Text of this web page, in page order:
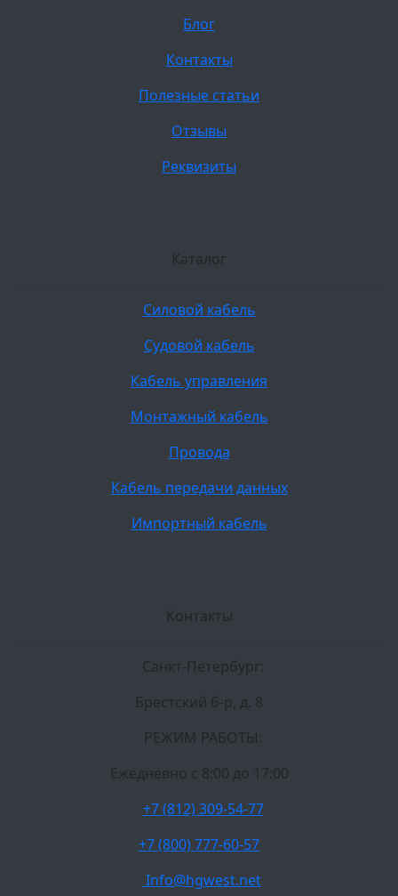
Блог
Контакты
Полезные статьи
Отзывы
Реквизиты
Каталог
Силовой кабель
Судовой кабель
Кабель управления
Монтажный кабель
Провода
Кабель передачи данных
Импортный кабель
Контакты
Санкт-Петербург:
Брестский б-р, д. 8
РЕЖИМ РАБОТЫ:
Ежедневно c 8:00 до 17:00
+7 (812) 309-54-77
+7 (800) 777-60-57
Info@hgwest.net